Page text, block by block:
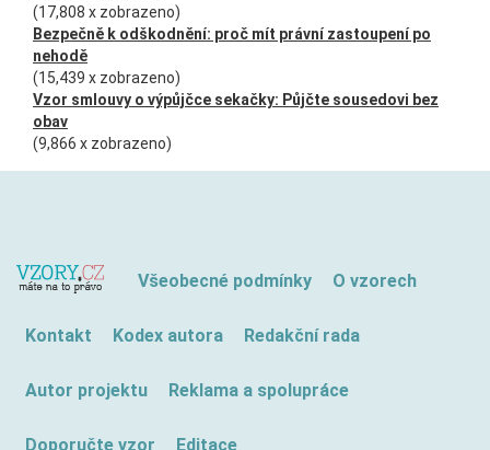
(17,808 x zobrazeno)
Bezpečně k odškodnění: proč mít právní zastoupení po
nehodě
(15,439 x zobrazeno)
Vzor smlouvy o výpůjčce sekačky: Půjčte sousedovi bez
obav
(9,866 x zobrazeno)
Všeobecné podmínky O vzorech
Kontakt Kodex autora Redakční rada
Autor projektu Reklama a spolupráce
Doporučte vzor Editace